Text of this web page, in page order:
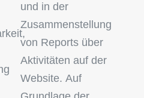
und in der
Zusammenstellung
von Reports über
Aktivitäten auf der
Website. Auf